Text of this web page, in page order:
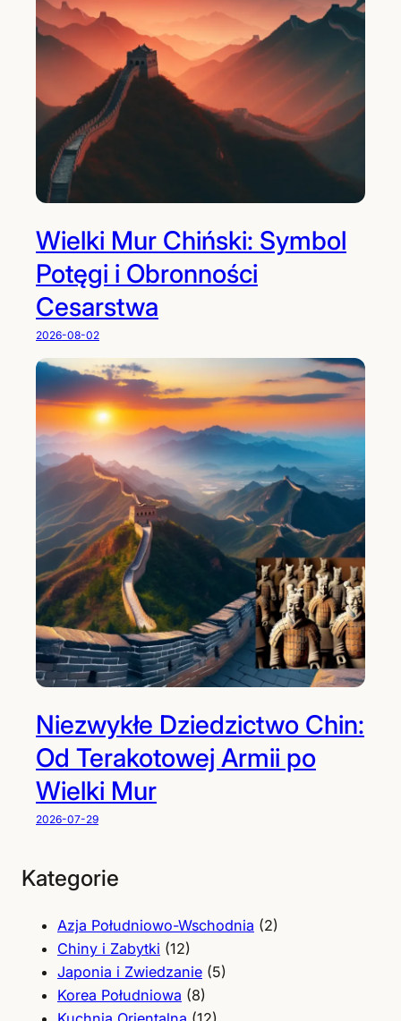
Wielki Mur Chiński: Symbol
Potęgi i Obronności
Cesarstwa
2026-08-02
Niezwykłe Dziedzictwo Chin:
Od Terakotowej Armii po
Wielki Mur
2026-07-29
Kategorie
Azja Południowo-Wschodnia (2)
Chiny i Zabytki (12)
Japonia i Zwiedzanie (5)
Korea Południowa (8)